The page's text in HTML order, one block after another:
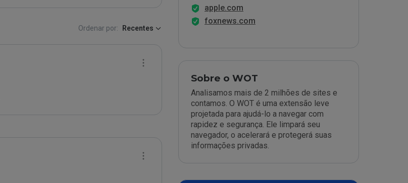
Ordenar por: Recentes
apple.com
foxnews.com
Sobre o WOT
Analisamos mais de 2 milhões de sites e
contamos. O WOT é uma extensão leve
projetada para ajudá-lo a navegar com
rapidez e segurança. Ele limpará seu
navegador, o acelerará e protegerá suas
informações privadas.